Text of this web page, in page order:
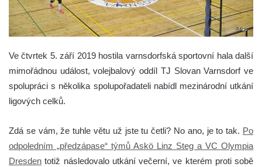
Ve čtvrtek 5. září 2019 hostila varnsdorfská sportovní hala další
mimořádnou událost, volejbalový oddíl TJ Slovan Varnsdorf ve
spolupráci s několika spolupořadateli nabídl mezinárodní utkání
ligových celků.
Zdá se vám, že tuhle větu už jste tu četli? No ano, je to tak. Po
odpoledním „předzápase“ týmů Askö Linz Steg a VC Olympia
Dresden totiž následovalo utkání večerní, ve kterém proti sobě